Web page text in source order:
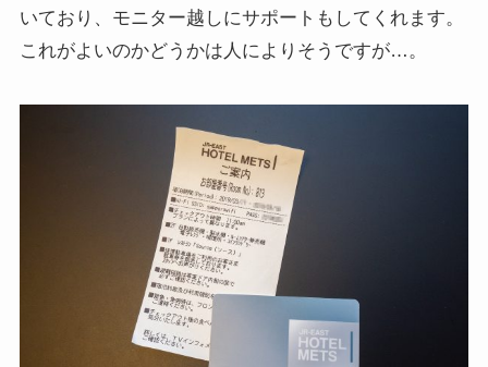
いており、モニター越しにサポートもしてくれます。
これがよいのかどうかは人によりそうですが…。